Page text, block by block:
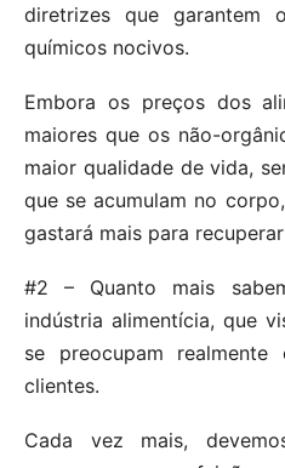
diretrizes que garantem
químicos nocivos.
Embora os preços dos
maiores que os não-
maior qualidade de vida,
que se acumulam no
gastará mais para
#2 – Quanto mais
indústria alimentícia, que
se preocupam
clientes.
Cada vez mais,